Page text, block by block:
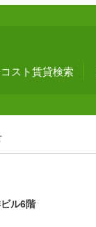
スト賃貸検索
ル6階